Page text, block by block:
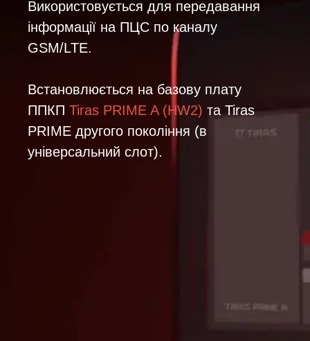
Використовується для передавання
інформації на ПЦС по каналу
GSM/LTE.
Встановлюється на базову плату
ППКП Tiras PRIME A (HW2) та Tiras
PRIME другого покоління (в
універсальний слот).